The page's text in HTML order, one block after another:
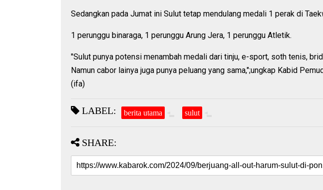
Sedangkan pada Jumat ini Sulut tetap mendulang medali 1 perak di
1 perunggu binaraga, 1 perunggu Arung Jera, 1 perunggu Atletik.
"Sulut punya potensi menambah medali dari tinju, e-sport, soth tenis,
Namun cabor lainya juga punya peluang yang sama,";ungkap Kabid
(ifa)
LABEL: berita utama sulut
SHARE: